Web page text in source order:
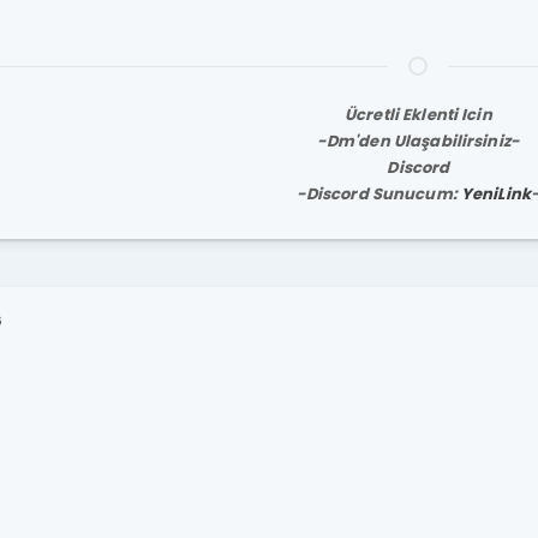
Ücretli Eklenti Icin
-Dm'den Ulaşabilirsiniz-
Discord
-Discord Sunucum: YeniLink